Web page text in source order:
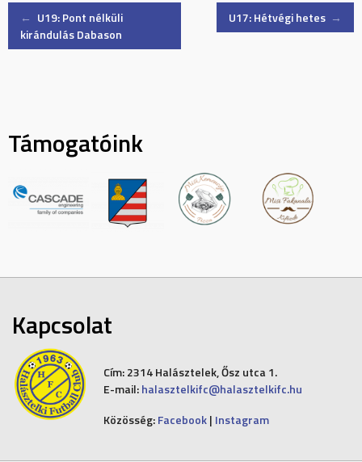
Post
← U19: Pont nélküli
kirándulás Dabason
U17: Hétvégi hetes →
Támogatóink
Kapcsolat
Cím:2314 Halásztelek, Ősz utca 1.
E-mail: halasztelkifc@halasztelkifc.hu
Közösség: Facebook| Instagram